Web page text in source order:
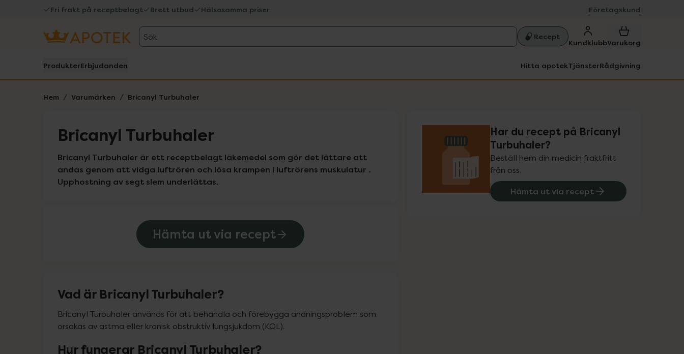
Fri frakt på receptbelagt Brett utbud Hälsosamma priser Företagskund
Sök Recept
KundklubbVarukorg
ProdukterErbjudanden Hitta apotekTjänsterRådgivning
Hem Varumärken Bricanyl Turbuhaler
Bricanyl Turbuhaler
Bricanyl Turbuhaler är ett receptbelagt läkemedel som gör det lättare att
andas genom att vidga luftrören och lösa krampen i luftrörens muskulatur .
Upphostning av segt slem underlättas.
Hämta ut via recept
Vad är Bricanyl Turbuhaler?
Bricanyl Turbuhaler används för att behandla och förebygga andningsproblem som
orsakas av astma eller kronisk obstruktiv lungsjukdom (KOL).
Hur fungerar Bricanyl Turbuhaler?
Har du recept på Bricanyl
Turbuhaler?
Beställ hem din medicin fraktfritt
från oss.
Hämta ut via recept